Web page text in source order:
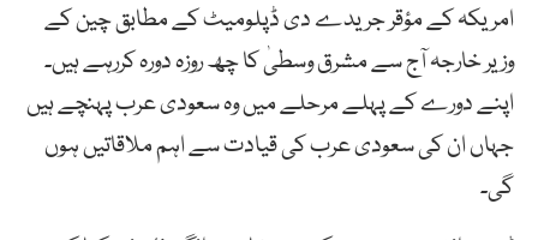
امریکہ کے مؤقر جریدے دی ڈپلومیٹ کے مطابق چین کے
وزیر خارجہ آج سے مشرق وسطیٰ کا چھ روزہ دورہ کررہے ہیں۔
اپنے دورے کے پہلے مرحلے میں وہ سعودی عرب پہنچے ہیں
جہاں ان کی سعودی عرب کی قیادت سے اہم ملاقاتیں ہوں
گی۔